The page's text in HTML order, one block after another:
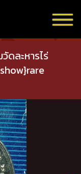
ดละหารไร่